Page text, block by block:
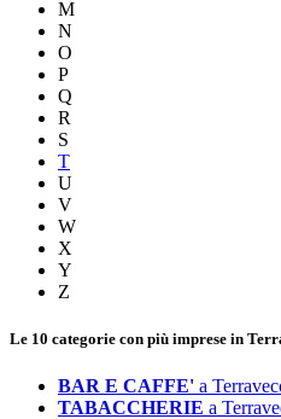
M
N
O
P
Q
R
S
T
U
V
W
X
Y
Z
Le 10 categorie con più imprese in
BAR E CAFFE' a
TABACCHERIE a